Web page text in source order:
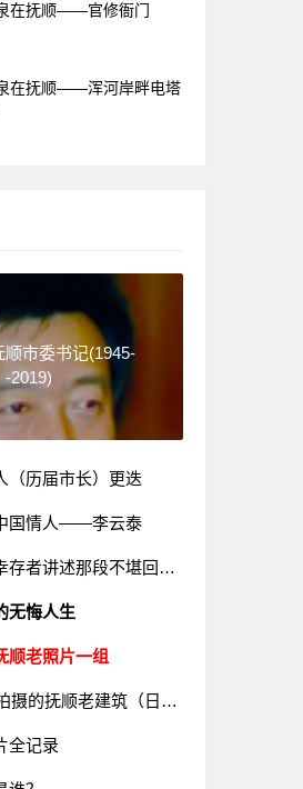
在抚顺——官修衙门
在抚顺——浑河岸畔电塔
顺市委书记(1945-
-2019)
（历届市长）更迭
国情人——李云泰
讲述那段不堪回首的历史
无悔人生
顺老照片一组
的抚顺老建筑（日本楼）
全记录